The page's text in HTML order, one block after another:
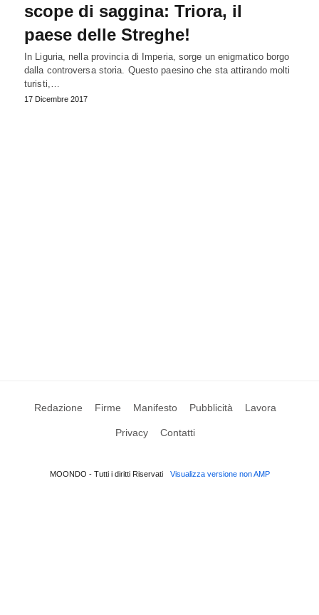
scope di saggina: Triora, il
paese delle Streghe!
In Liguria, nella provincia di Imperia, sorge un enigmatico borgo
dalla controversa storia. Questo paesino che sta attirando molti
turisti,…
17 Dicembre 2017
Redazione Firme Manifesto Pubblicità Lavora
Privacy Contatti
MOONDO - Tutti i diritti Riservati Visualizza versione non AMP